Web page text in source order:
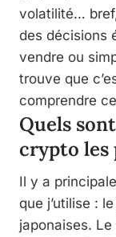
volatilité…
des décisions
vendre ou
trouve que
comprendre
Quels
crypto les
Il y a
que j’utilise :
japonaises.